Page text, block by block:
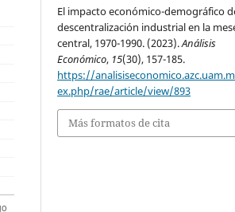
El impacto económico-demográfico
descentralización industrial en la
central, 1970-1990. (2023).Análisis
Económico, 15(30), 157-185.
https://
ex.php/rae/article/view/893
Más formatos de cita